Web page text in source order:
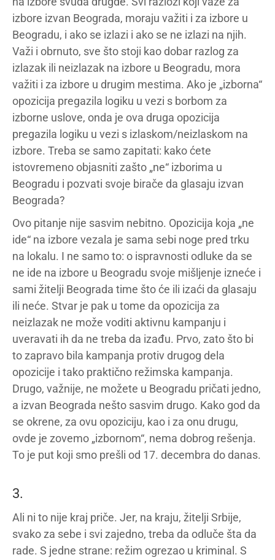
izbore izvan Beograda, moraju važiti i za izbore u
Beogradu, i ako se izlazi i ako se ne izlazi na njih.
Važi i obrnuto, sve što stoji kao dobar razlog za
izlazak ili neizlazak na izbore u Beogradu, mora
važiti i za izbore u drugim mestima. Ako je „izborna“
opozicija pregazila logiku u vezi s borbom za
izborne uslove, onda je ova druga opozicija
pregazila logiku u vezi s izlaskom/neizlaskom na
izbore. Treba se samo zapitati: kako ćete
istovremeno objasniti zašto „ne“ izborima u
Beogradu i pozvati svoje birače da glasaju izvan
Beograda?
Ovo pitanje nije sasvim nebitno. Opozicija koja „ne
ide“ na izbore vezala je sama sebi noge pred trku
na lokalu. I ne samo to: o ispravnosti odluke da se
ne ide na izbore u Beogradu svoje mišljenje izneće i
sami žitelji Beograda time što će ili izaći da glasaju
ili neće. Stvar je pak u tome da opozicija za
neizlazak ne može voditi aktivnu kampanju i
uveravati ih da ne treba da izađu. Prvo, zato što bi
to zapravo bila kampanja protiv drugog dela
opozicije i tako praktično režimska kampanja.
Drugo, važnije, ne možete u Beogradu pričati jedno,
a izvan Beograda nešto sasvim drugo. Kako god da
se okrene, za ovu opoziciju, kao i za onu drugu,
ovde je zovemo „izbornom“, nema dobrog rešenja.
To je put koji smo prešli od 17. decembra do danas.
3.
Ali ni to nije kraj priče. Jer, na kraju, žitelji Srbije,
svako za sebe i svi zajedno, treba da odluče šta da
rade. S jedne strane: režim ogrezao u kriminal. S